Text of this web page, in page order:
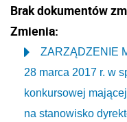
Brak dokumentów
Zmienia:
ZARZĄDZENIE
28 marca 2017 r. w
konkursowej
na stanowisko